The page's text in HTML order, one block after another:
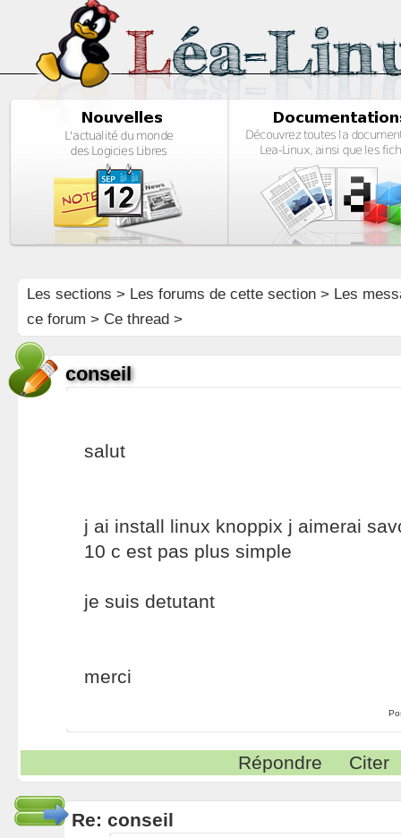
Les sections > Les forums de cette section> Les
ce forum > Ce thread >
conseil
salut
j ai install linux knoppix j aimerai
10 c est pas plus simple
je suis detutant
merci
Répondre Citer
Re: conseil